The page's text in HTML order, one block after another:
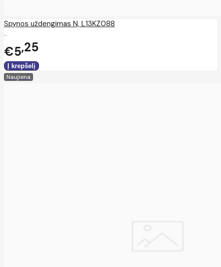
Spynos uždengimas N, L13KZ088
..
€5 25
Naujiena